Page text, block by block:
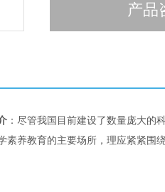
产品
：尽管我国目前建设了数量庞大的
素养教育的主要场所，理应紧紧围